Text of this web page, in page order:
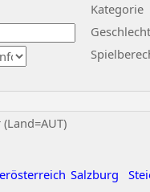
Kategorie
Geschlecht
Salzburg